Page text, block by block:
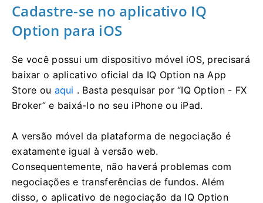
Cadastre-se no aplicativo IQ
Option para iOS
Se você possui um dispositivo móvel iOS, precisará
baixar o aplicativo oficial da IQ Option na App
Store ou aqui . Basta pesquisar por “IQ Option - FX
Broker” e baixá-lo no seu iPhone ou iPad.
A versão móvel da plataforma de negociação é
exatamente igual à versão web.
Consequentemente, não haverá problemas com
negociações e transferências de fundos. Além
disso, o aplicativo de negociação da IQ Option